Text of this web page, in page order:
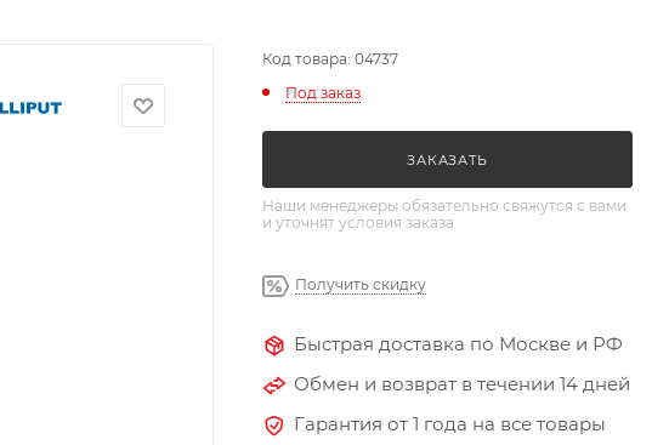
Код товара: 04737
Под заказ
ЗАКАЗАТЬ
Наши менеджеры обязательно свяжутся с вами
и уточнят условия заказа
Получить скидку
Быстрая доставка по Москве и РФ
Обмен и возврат в течении 14 дней
Гарантия от 1 года на все товары